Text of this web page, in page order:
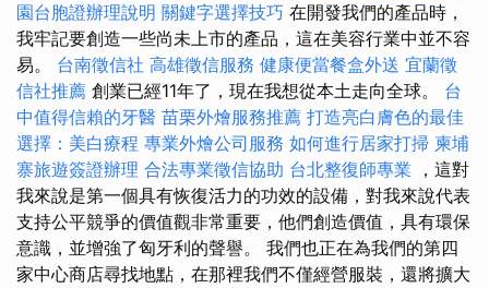
園台胞證辦理說明 關鍵字選擇技巧 在開發我們的產品時，
我牢記要創造一些尚未上市的產品，這在美容行業中並不容
易。 台南徵信社 高雄徵信服務 健康便當餐盒外送 宜蘭徵
信社推薦 創業已經11年了，現在我想從本土走向全球。 台
中值得信賴的牙醫 苗栗外燴服務推薦 打造亮白膚色的最佳
選擇：美白療程 專業外燴公司服務 如何進行居家打掃 柬埔
寨旅遊簽證辦理 合法專業徵信協助 台北整復師專業 ，這對
我來說是第一個具有恢復活力的功效的設備，對我來說代表
支持公平競爭的價值觀非常重要，他們創造價值，具有環保
意識，並增強了匈牙利的聲譽。 我們也正在為我們的第四
家中心商店尋找地點，在那裡我們不僅經營服裝，還將擴大